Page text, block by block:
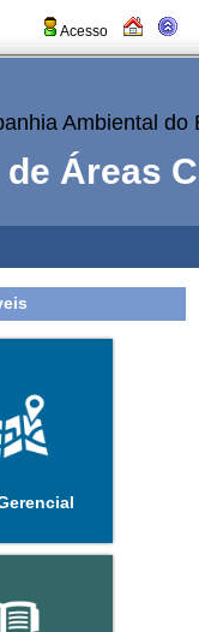
Acesso
Ambiental do
Áreas